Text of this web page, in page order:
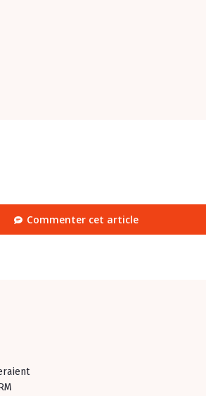
Commenter cet article